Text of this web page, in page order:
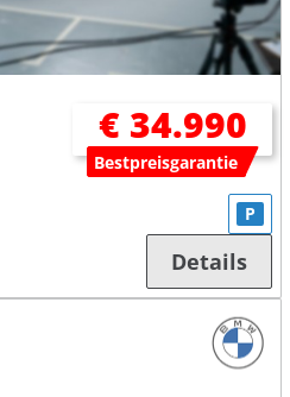
€ 34.990
Bestpreisgarantie
P
Details